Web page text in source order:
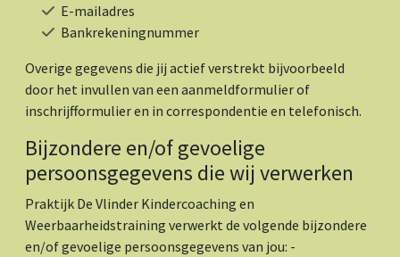
E-mailadres
Bankrekeningnummer
Overige gegevens die jij actief verstrekt bijvoorbeeld
door het invullen van een aanmeldformulier of
inschrijfformulier en in correspondentie en telefonisch.
Bijzondere en/of gevoelige
persoonsgegevens die wij verwerken
Praktijk De Vlinder Kindercoaching en
Weerbaarheidstraining verwerkt de volgende bijzondere
en/of gevoelige persoonsgegevens van jou: -